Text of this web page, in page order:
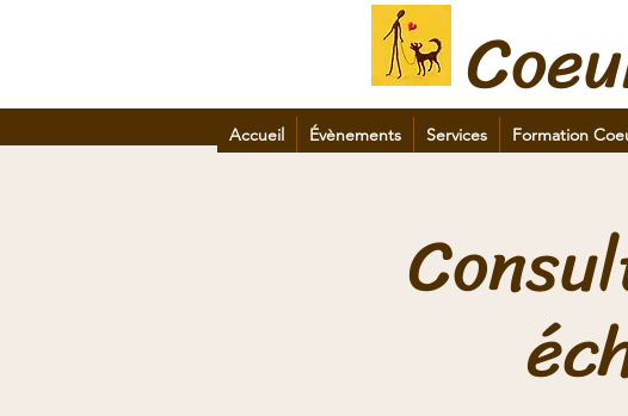
Accueil Évènements Services Formation